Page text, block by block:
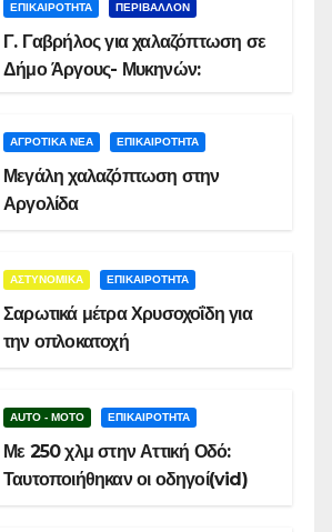
ΕΠΙΚΑΙΡΟΤΗΤΑ ΠΕΡΙΒΑΛΛΟΝ
Γ. Γαβρήλος για χαλαζόπτωση σε
Δήμο Άργους- Μυκηνών:
ΑΓΡΟΤΙΚΑ ΝΕΑ ΕΠΙΚΑΙΡΟΤΗΤΑ
Μεγάλη χαλαζόπτωση στην
Αργολίδα
ΑΣΤΥΝΟΜΙΚΑ ΕΠΙΚΑΙΡΟΤΗΤΑ
Σαρωτικά μέτρα Χρυσοχοΐδη για
την οπλοκατοχή
AUTO - MOTO ΕΠΙΚΑΙΡΟΤΗΤΑ
Με 250 χλμ στην Αττική Οδό:
Ταυτοποιήθηκαν οι οδηγοί(vid)